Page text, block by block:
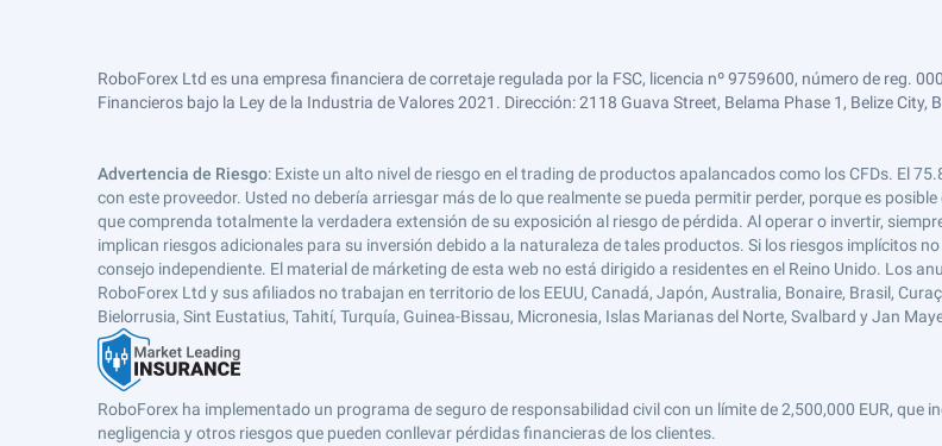
RoboForex Ltd es una empresa financiera de corretaje regulada por la FSC, licencia nº 9759600, número de reg.
Financieros bajo la Ley de la Industria de Valores 2021. Dirección: 2118 Guava Street, Belama Phase 1, Belize City,
Advertencia de Riesgo: Existe un alto nivel de riesgo en el trading de productos apalancados como los CFDs. El
con este proveedor. Usted no debería arriesgar más de lo que realmente se pueda permitir perder, porque es
que comprenda totalmente la verdadera extensión de su exposición al riesgo de pérdida. Al operar o invertir,
implican riesgos adicionales para su inversión debido a la naturaleza de tales productos. Si los riesgos implícitos
consejo independiente. El material de márketing de esta web no está dirigido a residentes en el Reino Unido. Los
RoboForex Ltd y sus afiliados no trabajan en territorio de los EEUU, Canadá, Japón, Australia, Bonaire, Brasil,
Bielorrusia, Sint Eustatius, Tahití, Turquía, Guinea-Bissau, Micronesia, Islas Marianas del Norte, Svalbard y Jan
RoboForex ha implementado un programa de seguro de responsabilidad civil con un límite de 2,500,000 EUR, que
negligencia y otros riesgos que pueden conllevar pérdidas financieras de los clientes.